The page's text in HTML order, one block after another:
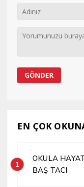
EN ÇOK
1
OKULA
BAŞ TACI